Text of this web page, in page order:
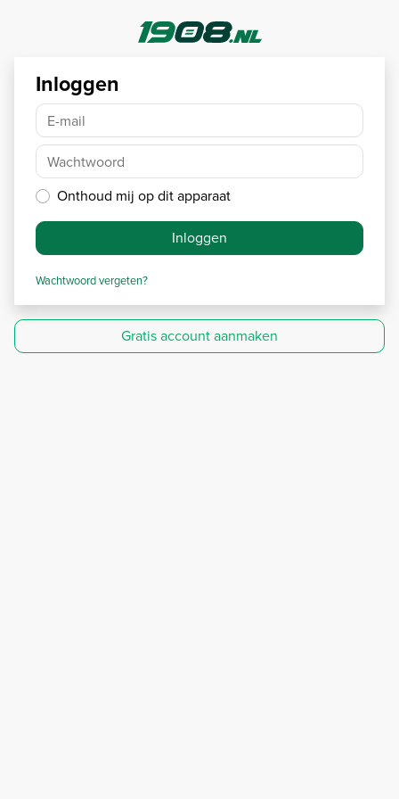
Inloggen
E-mail
Wachtwoord
Onthoud mij op dit apparaat
Inloggen
Wachtwoord vergeten?
Gratis account aanmaken